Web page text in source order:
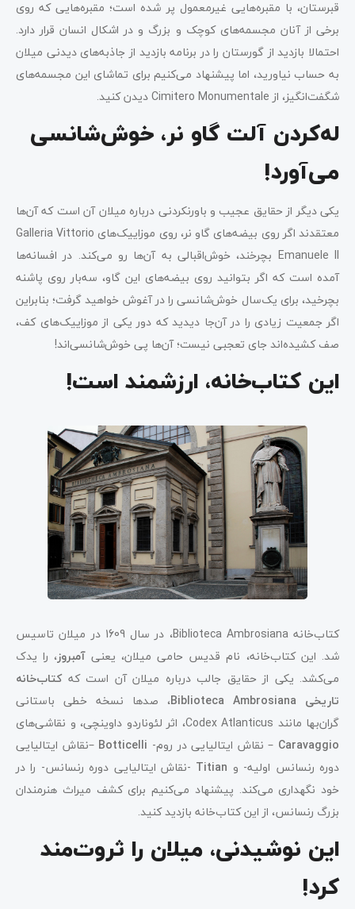
قبرستان، با مقبره‌هایی غیرمعمول پر شده است؛ مقبره‌هایی که روی
برخی از آنان مجسمه‌های کوچک و بزرگ و در اشکال انسان قرار دارد.
احتمالا بازدید از گورستان را در برنامه بازدید از جاذبه‌های دیدنی میلان
به حساب نیاورید، اما پیشنهاد می‌کنیم برای تماشای این مجسمه‌های
شگفت‌انگیز، از Cimitero Monumentale دیدن کنید.
له‌کردن آلت گاو نر، خوش‌شانسی
می‌آورد!
یکی دیگر از حقایق عجیب و باورنکردنی درباره میلان آن است که آن‌ها
معتقدند اگر روی بیضه‌های گاو نر، روی موزاییک‌های Galleria Vittorio
Emanuele II بچرخند، خوش‌اقبالی به آن‌ها رو می‌کند. در افسانه‌ها
آمده است که اگر بتوانید روی بیضه‌های این گاو، سه‌بار روی پاشنه
بچرخید، برای یک‌سال خوش‌شانسی را در آغوش خواهید گرفت؛ بنابراین
اگر جمعیت زیادی را در آن‌جا دیدید که دور یکی از موزاییک‌های کف،
صف کشیده‌اند جای تعجبی نیست؛ آن‌ها پی خوش‌شانسی‌اند!
این کتاب‌خانه، ارزشمند است!
کتاب‌خانه Biblioteca Ambrosiana، در سال 1609 در میلان تاسیس
شد. این کتاب‌خانه، نام قدیس حامی میلان، یعنیآمبروز، را یدک
می‌کشد. یکی از حقایق جالب درباره میلان آن است کهکتاب‌خانه
تاریخی Biblioteca Ambrosiana
، صدها نسخه خطی باستانی
گران‌بها مانند Codex Atlanticus، اثر لئوناردو داوینچی، و نقاشی‌های
Caravaggio – نقاش ایتالیایی در روم- Botticelli –نقاش ایتالیایی
دوره رنسانس اولیه- و Titian -نقاش ایتالیایی دوره رنسانس- را در
خود نگهداری می‌کند. پیشنهاد می‌کنیم برای کشف میراث هنرمندان
بزرگ رنسانس، از این کتاب‌خانه بازدید کنید.
این نوشیدنی، میلان را ثروت‌مند
کرد!